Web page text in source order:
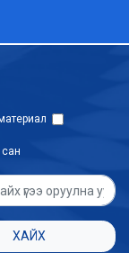
ХАЙХ